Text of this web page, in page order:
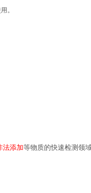
。
法添加等物质的快速检测领